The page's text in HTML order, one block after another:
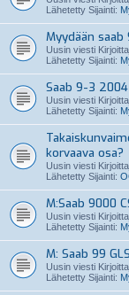
Lähetetty Sijainti:
Myydään
Uusin viesti
Lähetetty Sijainti:
Saab 9-3
Uusin viesti
Lähetetty Sijainti:
korvaava osa?
Uusin viesti
Lähetetty Sijainti:
M:Saab 9000
Uusin viesti
Lähetetty Sijainti:
M: Saab 99
Uusin viesti
Lähetetty Sijainti: